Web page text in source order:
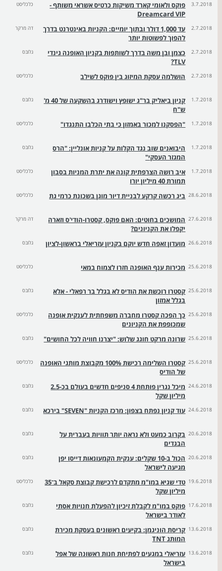
3.7.2018
פוקס ולאומי קארד משיקות כרטיס אשראי משותף -
Dreamcard VIP
כלכליסט
2.7.2018
עד 1,000 דולר ובתוך יומיים: הקניות באינטרנט בדרך
להפוך לפשוטות יותר
דה מרקר
2.7.2018
כצמן ובן משה בדרך לשותפות בקניון האופנה גינדי
TLV?
גלובס
2.7.2018 הושלמה עסקת המיזוג בין פוקס לשילב כלכליסט
1.7.2018
קניון ביאליק בר"ג ישופץ וישודרג בהשקעה של 40 מ'
ש"ח
גלובס
1.7.2018 "הפסקנו למכור באמזון כי בתי הכלבו התנגדו" כלכליסט
1.7.2018
היבואנים שוב נגד הקלות על קניות אונליין: "הרס
המגזר העסקי"
גלובס
1.7.2018
איב רושה הצרפתית קונה את יתרת המניות בסבון
תמורת 40 מיליון יורו
כלכליסט
28.6.2018 ביג רכשה קרקע לבניית דיור מוגן בשכונת כרמי גת כלכליסט
27.6.2018 המושכים בחוטים: האם פוקס, קסטרו-הודי'ס וזארה
יקפלו את הקניונים?
דה מרקר
26.6.2018 מועדון זאפה חדש יוקם בקניון עזריאלי בראשון-לציון גלובס
25.6.2018 מכירות ענף האופנה חזרו לצמוח במאי כלכליסט
25.6.2018 קסטרו רוכשת את הודיס לא בגלל בר רפאלי - אלא
בגלל אמזון
גלובס
25.6.2018 כך הפכה קסטרו מחברה משפחתית לענקית אופנה
שמכופפת את הקניונים
כלכליסט
25.6.2018 שרונה מרקט חוגג שלוש: "יצרנו חוויה לכל החושים" גלובס
25.6.2018
קסטרו השלימה רכישת 100% מקבוצת מותגי האופנה
של הודיס
כלכליסט
24.6.2018
מיכל נגרין פותחת 4 סניפים חדשים בעולם בכ-2.5
מיליון שקל
גלובס
24.6.2018 עוד קניון נפתח בצפון: מרכז הקניות "SEVEN" בירכא גלובס
20.6.2018 בקרוב כמעט ולא נראה יותר תוויות בעברית על
הבגדים
גלובס
20.6.2018
הכול ב-10 שקלים: ענקית הקמעונאות דייסו יפן
מגיעה לישראל
גלובס
19.6.2018
טדי שגיא במו"מ מתקדם לרכישת קבוצת סקאל ב־35
מיליון שקל
כלכליסט
17.6.2018 פוקס במו"מ לקבלת זיכיון להפעלת חנויות אסתי
לאודר בישראל
גלובס
13.6.2018 קריסת הוניגמן: בקיעים ראשונים בעסקת מכירת
המותג TNT
גלובס
13.6.2018 עזריאלי במגעים לפתיחת חנות ראשונה של אפל
בישראל
גלובס